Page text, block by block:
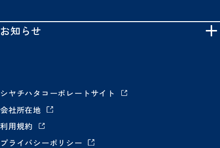
お知らせ
シヤチハタコーポレートサイト
会社所在地
利用規約
プライバシーポリシー